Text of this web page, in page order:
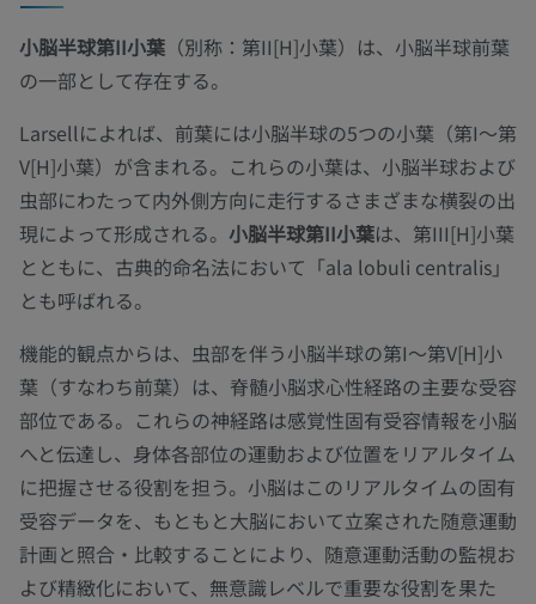
小脳半球第II小葉 （別称：第II[H]小葉）は、小脳半球前葉
の一部として存在する。
Larsellによれば、前葉には小脳半球の5つの小葉（第I〜第
V[H]小葉）が含まれる。これらの小葉は、小脳半球および
虫部にわたって内外側方向に走行するさまざまな横裂の出
現によって形成される。 小脳半球第II小葉は、第III[H]小葉
とともに、古典的命名法において「ala lobuli centralis」
とも呼ばれる。
機能的観点からは、虫部を伴う小脳半球の第I〜第V[H]小
葉（すなわち前葉）は、脊髄小脳求心性経路の主要な受容
部位である。これらの神経路は感覚性固有受容情報を小脳
へと伝達し、身体各部位の運動および位置をリアルタイム
に把握させる役割を担う。小脳はこのリアルタイムの固有
受容データを、もともと大脳において立案された随意運動
計画と照合・比較することにより、随意運動活動の監視お
よび精緻化において、無意識レベルで重要な役割を果た